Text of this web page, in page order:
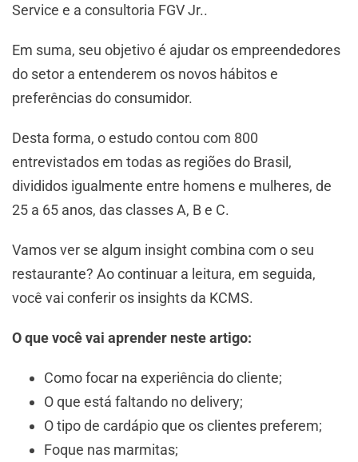
Service e a consultoria FGV Jr..
Em suma, seu objetivo é ajudar os empreendedores
do setor a entenderem os novos hábitos e
preferências do consumidor.
Desta forma, o estudo contou com 800
entrevistados em todas as regiões do Brasil,
divididos igualmente entre homens e mulheres, de
25 a 65 anos, das classes A, B e C.
Vamos ver se algum insight combina com o seu
restaurante? Ao continuar a leitura, em seguida,
você vai conferir os insights da KCMS.
O que você vai aprender neste artigo:
Como focar na experiência do cliente;
O que está faltando no delivery;
O tipo de cardápio que os clientes preferem;
Foque nas marmitas;